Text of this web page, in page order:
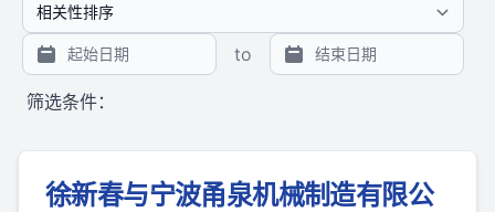
to
筛选条件：
徐新春与宁波甬泉机械制造有限公